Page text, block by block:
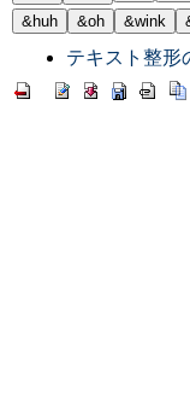
&huh
&oh &wink
テキスト整形